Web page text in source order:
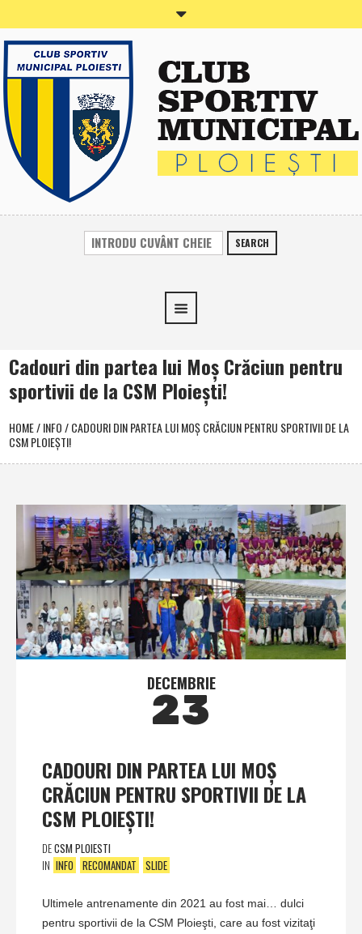
SEARCH
Cadouri din partea lui Moş Crăciun pentru
sportivii de la CSM Ploieşti!
HOME/INFO/CADOURI DIN PARTEA LUI MOŞ CRĂCIUN PENTRU SPORTIVII DE LA
CSM PLOIEŞTI!
DECEMBRIE
23
CADOURI DIN PARTEA LUI MOŞ
CRĂCIUN PENTRU SPORTIVII DE LA
CSM PLOIEŞTI!
DECSM PLOIESTI
IN INFO RECOMANDAT SLIDE
Ultimele antrenamente din 2021 au fost mai… dulci
pentru sportivii de la CSM Ploieşti, care au fost vizitaţi